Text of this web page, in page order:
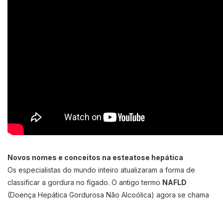
Novos nomes e conceitos na esteatose hepática
Os especialistas do mundo inteiro atualizaram a forma de
classificar a gordura no fígado. O antigo termo NAFLD
(Doença Hepática Gordurosa Não Alcoólica) agora se chama